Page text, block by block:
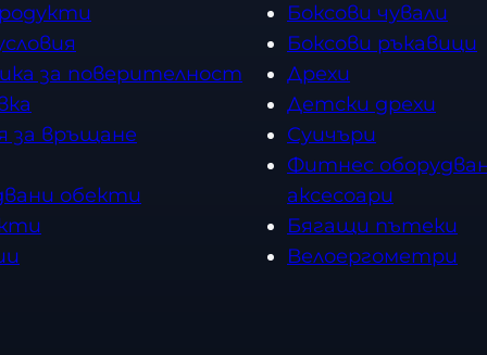
за поверителност
за връщане
обекти
Боксови чували
Боксови ръкавици
Дрехи
Детски дрехи
Суичъри
Фитнес
аксесоари
Бягащи пътеки
Велоергометри